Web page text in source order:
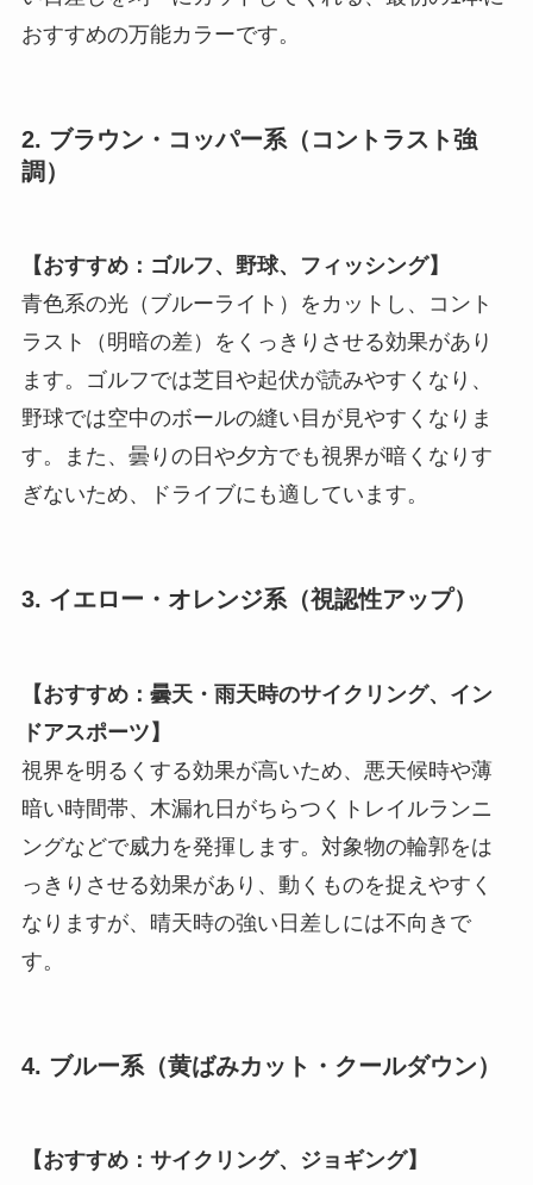
おすすめの万能カラーです。
2. ブラウン・コッパー系（コントラスト強
調）
【おすすめ：ゴルフ、野球、フィッシング】
青色系の光（ブルーライト）をカットし、コント
ラスト（明暗の差）をくっきりさせる効果があり
ます。ゴルフでは芝目や起伏が読みやすくなり、
野球では空中のボールの縫い目が見やすくなりま
す。また、曇りの日や夕方でも視界が暗くなりす
ぎないため、ドライブにも適しています。
3. イエロー・オレンジ系（視認性アップ）
【おすすめ：曇天・雨天時のサイクリング、イン
ドアスポーツ】
視界を明るくする効果が高いため、悪天候時や薄
暗い時間帯、木漏れ日がちらつくトレイルランニ
ングなどで威力を発揮します。対象物の輪郭をは
っきりさせる効果があり、動くものを捉えやすく
なりますが、晴天時の強い日差しには不向きで
す。
4. ブルー系（黄ばみカット・クールダウン）
【おすすめ：サイクリング、ジョギング】